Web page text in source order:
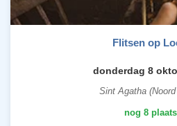
Flitsen op
donderdag 8
Sint Agatha
nog 8